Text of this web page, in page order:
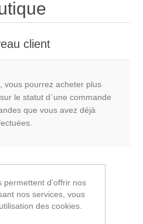
client
vous pourrez acheter plus
le statut d`une commande
que vous avez déjà
permettent d'offrir nos
nos services, vous
des cookies.